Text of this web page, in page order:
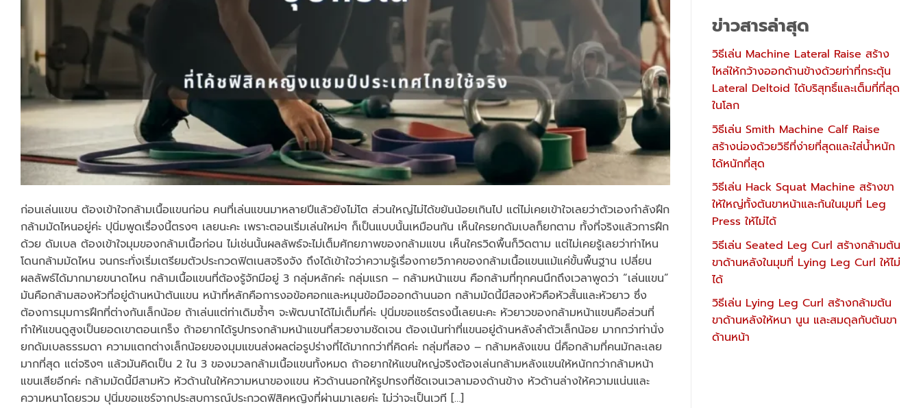
ก่อนเล่นแขน ต้องเข้าใจกล้ามเนื้อแขนก่อน คนที่เล่นแขนมาหลายปีแล้วยังไม่โต ส่วนใหญ่ไม่ได้ขยันน้อยเกินไป แต่ไม่เคยเข้าใจเลยว่าตัวเองกำลังฝึก
กล้ามมัดไหนอยู่ค่ะ ปุนิ่มพูดเรื่องนี้ตรงๆ เลยนะคะ เพราะตอนเริ่มเล่นใหม่ๆ ก็เป็นแบบนั้นเหมือนกัน เห็นใครยกดัมเบลก็ยกตาม ทั้งที่จริงแล้วการฝึก
ด้วย ดัมเบล ต้องเข้าใจมุมของกล้ามเนื้อก่อน ไม่เช่นนั้นผลลัพธ์จะไม่เต็มศักยภาพของกล้ามแขน เห็นใครวิดพื้นก็วิดตาม แต่ไม่เคยรู้เลยว่าท่าไหน
โดนกล้ามมัดไหน จนกระทั่งเริ่มเตรียมตัวประกวดฟิตเนสจริงจัง ถึงได้เข้าใจว่าความรู้เรื่องกายวิภาคของกล้ามเนื้อแขนแม้แค่ขั้นพื้นฐาน เปลี่ยน
ผลลัพธ์ได้มากมายขนาดไหน กล้ามเนื้อแขนที่ต้องรู้จักมีอยู่ 3 กลุ่มหลักค่ะ กลุ่มแรก – กล้ามหน้าแขน คือกล้ามที่ทุกคนนึกถึงเวลาพูดว่า “เล่นแขน”
มันคือกล้ามสองหัวที่อยู่ด้านหน้าต้นแขน หน้าที่หลักคือการงอข้อศอกและหมุนข้อมือออกด้านนอก กล้ามมัดนี้มีสองหัวคือหัวสั้นและหัวยาว ซึ่ง
ต้องการมุมการฝึกที่ต่างกันเล็กน้อย ถ้าเล่นแต่ท่าเดิมซ้ำๆ จะพัฒนาได้ไม่เต็มที่ค่ะ ปุนิ่มขอแชร์ตรงนี้เลยนะคะ หัวยาวของกล้ามหน้าแขนคือส่วนที่
ทำให้แขนดูสูงเป็นยอดเขาตอนเกร็ง ถ้าอยากได้รูปทรงกล้ามหน้าแขนที่สวยงามชัดเจน ต้องเน้นท่าที่แขนอยู่ด้านหลังลำตัวเล็กน้อย มากกว่าท่านั่ง
ยกดัมเบลธรรมดา ความแตกต่างเล็กน้อยของมุมแขนส่งผลต่อรูปร่างที่ได้มากกว่าที่คิดค่ะ กลุ่มที่สอง – กล้ามหลังแขน นี่คือกล้ามที่คนมักละเลย
มากที่สุด แต่จริงๆ แล้วมันคิดเป็น 2 ใน 3 ของมวลกล้ามเนื้อแขนทั้งหมด ถ้าอยากให้แขนใหญ่จริงต้องเล่นกล้ามหลังแขนให้หนักกว่ากล้ามหน้า
แขนเสียอีกค่ะ กล้ามมัดนี้มีสามหัว หัวด้านในให้ความหนาของแขน หัวด้านนอกให้รูปทรงที่ชัดเจนเวลามองด้านข้าง หัวด้านล่างให้ความแน่นและ
ความหนาโดยรวม ปุนิ่มขอแชร์จากประสบการณ์ประกวดฟิสิคหญิงที่ผ่านมาเลยค่ะ ไม่ว่าจะเป็นเวที […]
ข่าวสารล่าสุด
วิธีเล่น Machine Lateral Raise สร้าง
ไหล่ให้กว้างออกด้านข้างด้วยท่าที่กระตุ้น
Lateral Deltoid ได้บริสุทธิ์และเต็มที่ที่สุด
ในโลก
วิธีเล่น Smith Machine Calf Raise
สร้างน่องด้วยวิธีที่ง่ายที่สุดและใส่น้ำหนัก
ได้หนักที่สุด
วิธีเล่น Hack Squat Machine สร้างขา
ให้ใหญ่ทั้งต้นขาหน้าและก้นในมุมที่ Leg
Press ให้ไม่ได้
วิธีเล่น Seated Leg Curl สร้างกล้ามต้น
ขาด้านหลังในมุมที่ Lying Leg Curl ให้ไม่
ได้
วิธีเล่น Lying Leg Curl สร้างกล้ามต้น
ขาด้านหลังให้หนา นูน และสมดุลกับต้นขา
ด้านหน้า